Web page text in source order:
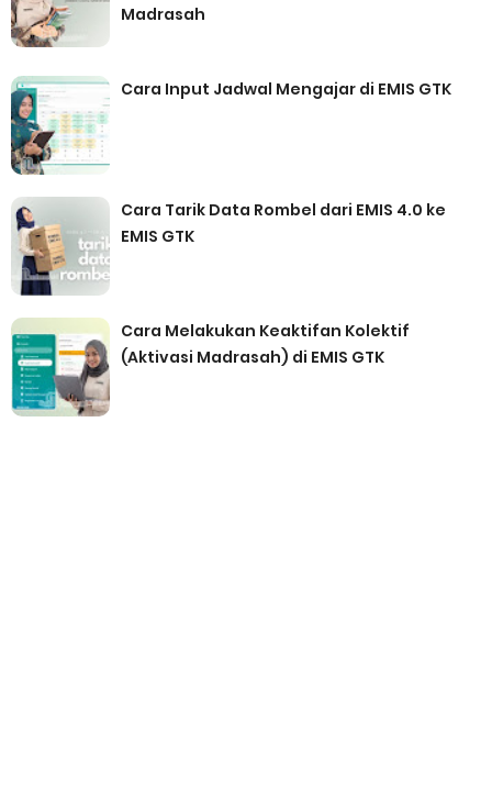
Madrasah
Cara Input Jadwal Mengajar di EMIS GTK
Cara Tarik Data Rombel dari EMIS 4.0 ke
EMIS GTK
Cara Melakukan Keaktifan Kolektif
(Aktivasi Madrasah) di EMIS GTK